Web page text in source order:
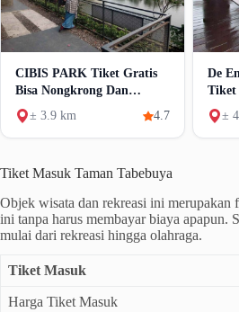
CIBIS PARK Tiket Gratis
Bisa Nongkrong Dan
Kuliner
± 3.9 km 4.7
De
Tiket
±
Tiket Masuk Taman Tabebuya
Objek wisata dan rekreasi ini merupakan
ini tanpa harus membayar biaya apapun.
mulai dari rekreasi hingga olahraga.
Tiket Masuk
Harga Tiket Masuk